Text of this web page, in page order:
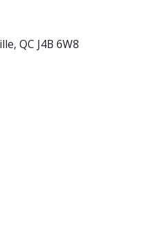
QC J4B 6W8